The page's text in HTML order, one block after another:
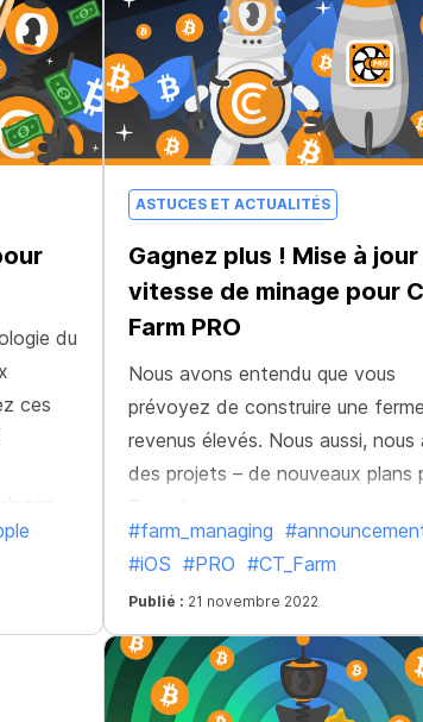
du
ces
ASTUCES ET ACTUALITÉS
Gagnez plus ! Mise à jour
vitesse de minage pour
Farm PRO
Nous avons entendu que vous
prévoyez de construire une
revenus élevés. Nous aussi, nous
des projets – de nouveaux plans
accrue pour CT Farm PRO sur
qui tombe bien !
#farm_managing
#iOS #PRO #CT_Farm
Publié : 21 novembre 2022